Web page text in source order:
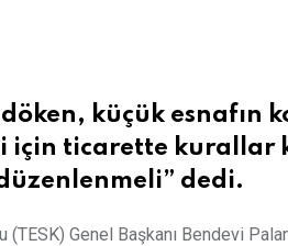
küçük esnafın
için ticarette kurallar
dedi.
Genel Başkanı Bendevi